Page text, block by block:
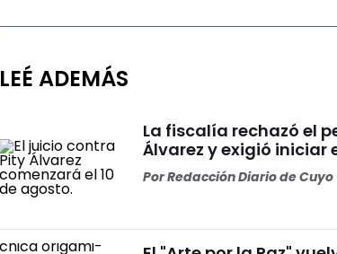
LEÉ ADEMÁS
La fiscalía rechazó el
Álvarez y exigió iniciar
PorRedacción Diario de Cuyo